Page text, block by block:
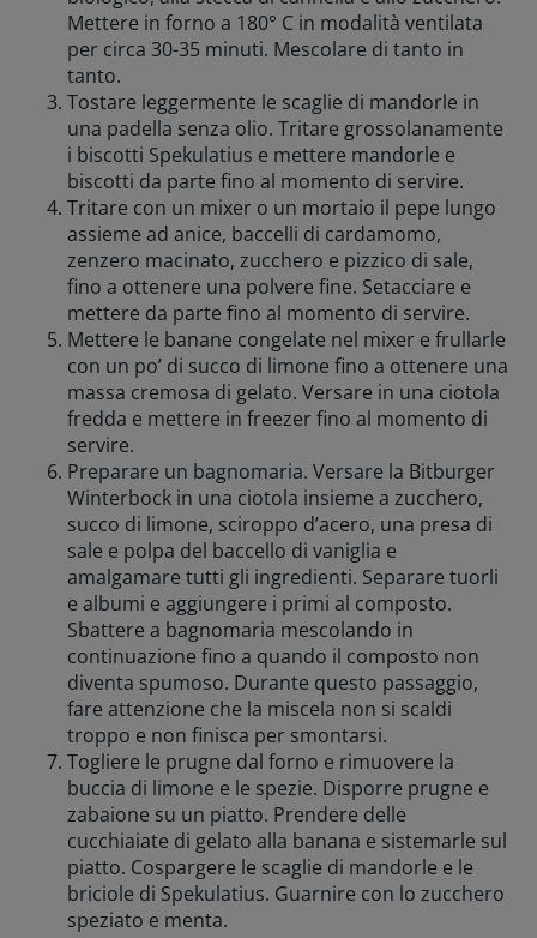
Mettere in forno a 180° C in modalità ventilata
per circa 30-35 minuti. Mescolare di tanto in
tanto.
Tostare leggermente le scaglie di mandorle in
una padella senza olio. Tritare grossolanamente
i biscotti Spekulatius e mettere mandorle e
biscotti da parte fino al momento di servire.
Tritare con un mixer o un mortaio il pepe lungo
assieme ad anice, baccelli di cardamomo,
zenzero macinato, zucchero e pizzico di sale,
fino a ottenere una polvere fine. Setacciare e
mettere da parte fino al momento di servire.
Mettere le banane congelate nel mixer e frullarle
con un po’ di succo di limone fino a ottenere una
massa cremosa di gelato. Versare in una ciotola
fredda e mettere in freezer fino al momento di
servire.
Preparare un bagnomaria. Versare la Bitburger
Winterbock in una ciotola insieme a zucchero,
succo di limone, sciroppo d’acero, una presa di
sale e polpa del baccello di vaniglia e
amalgamare tutti gli ingredienti. Separare tuorli
e albumi e aggiungere i primi al composto.
Sbattere a bagnomaria mescolando in
continuazione fino a quando il composto non
diventa spumoso. Durante questo passaggio,
fare attenzione che la miscela non si scaldi
troppo e non finisca per smontarsi.
Togliere le prugne dal forno e rimuovere la
buccia di limone e le spezie. Disporre prugne e
zabaione su un piatto. Prendere delle
cucchiaiate di gelato alla banana e sistemarle sul
piatto. Cospargere le scaglie di mandorle e le
briciole di Spekulatius. Guarnire con lo zucchero
speziato e menta.